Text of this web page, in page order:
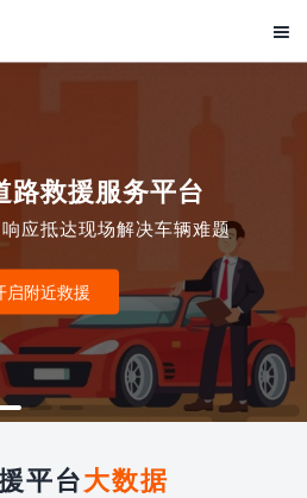

路救援服务平台
应抵达现场解决车辆难题
启附近救援
平台大数据